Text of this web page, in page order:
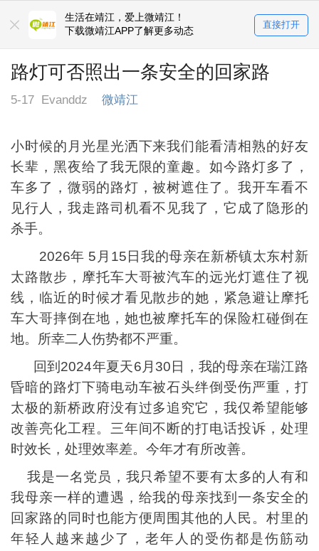
生活在靖江，爱上微靖江！
下载微靖江APP了解更多动态
直接打开
路灯可否照出一条安全的回家路
5-17 Evanddz 微靖江
小时候的月光星光洒下来我们能看清相熟的好友
长辈，黑夜给了我无限的童趣。如今路灯多了，
车多了，微弱的路灯，被树遮住了。我开车看不
见行人，我走路司机看不见我了，它成了隐形的
杀手。
2026年 5月15日我的母亲在新桥镇太东村新
太路散步，摩托车大哥被汽车的远光灯遮住了视
线，临近的时候才看见散步的她，紧急避让摩托
车大哥摔倒在地，她也被摩托车的保险杠碰倒在
地。所幸二人伤势都不严重。
回到2024年夏天6月30日，我的母亲在瑞江路
昏暗的路灯下骑电动车被石头绊倒受伤严重，打
太极的新桥政府没有过多追究它，我仅希望能够
改善亮化工程。三年间不断的打电话投诉，处理
时效长，处理效率差。今年才有所改善。
我是一名党员，我只希望不要有太多的人有和
我母亲一样的遭遇，给我的母亲找到一条安全的
回家路的同时也能方便周围其他的人民。村里的
年轻人越来越少了，老年人的受伤都是伤筋动